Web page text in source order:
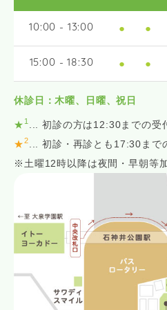
10:00 - 13:00 ● ●
15:00 - 18:30 ● ●
休診日：木曜、日曜、祝日
★ 1
... 初診の方は12:30までの受
★2
... 初診・再診とも17:30まで
※土曜12時以降は夜間・早朝等